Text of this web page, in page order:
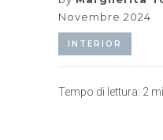
Novembre 2024
INTERIOR
Tempo di lettura: 2